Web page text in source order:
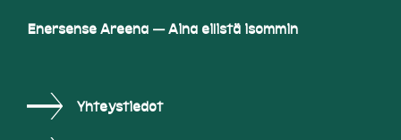
Enersense Areena — Aina eilistä isommin
Yhteystiedot